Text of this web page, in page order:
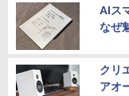
AIス
なぜ
クリ
アオ